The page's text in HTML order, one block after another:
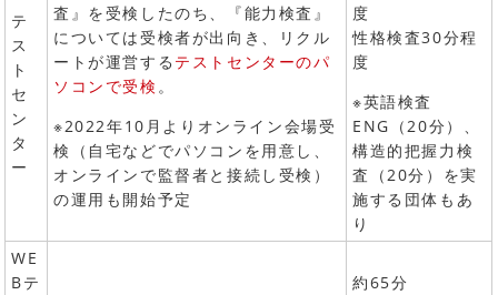
テ
ス
ト
セ
ン
タ
ー
査』を受検したのち、『能力検査』
については受検者が出向き、リクル
ートが運営する テストセンターのパ
ソコンで受検 。
※2022年10月よりオンライン会場受
検（自宅などでパソコンを用意し、
オンラインで監督者と接続し受検）
の運用も開始予定
度
性格検査30分程
度
※英語検査
ENG（20分）、
構造的把握力検
査（20分）を実
施する団体もあ
り
WE
Bテ
約65分